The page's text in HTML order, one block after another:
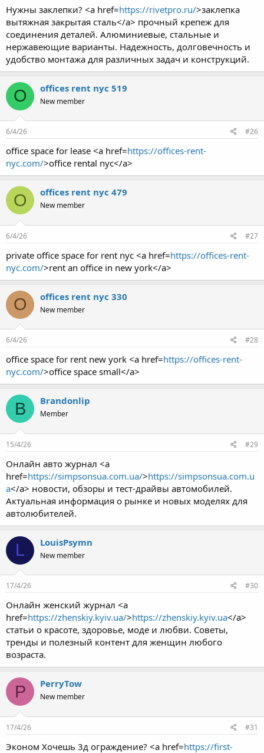
Нужны заклепки? <a href=https://rivetpro.ru/>заклепка
вытяжная закрытая сталь</a> прочный крепеж для
соединения деталей. Алюминиевые, стальные и
нержавеющие варианты. Надежность, долговечность и
удобство монтажа для различных задач и конструкций.
O offices rent nyc 519
New member
6/4/26 #26
office space for lease <a href=https://offices-rent-
nyc.com/>office rental nyc</a>
O offices rent nyc 479
New member
6/4/26 #27
private office space for rent nyc <a href=https://offices-rent-
nyc.com/>rent an office in new york</a>
O offices rent nyc 330
New member
6/4/26 #28
office space for rent new york <a href=https://offices-rent-
nyc.com/>office space small</a>
B Brandonlip
Member
15/4/26 #29
Онлайн авто журнал <a
href=https://simpsonsua.com.ua/>https://simpsonsua.com.u
a</a> новости, обзоры и тест-драйвы автомобилей.
Актуальная информация о рынке и новых моделях для
автолюбителей.
L LouisPsymn
New member
17/4/26 #30
Онлайн женский журнал <a
href=https://zhenskiy.kyiv.ua/>https://zhenskiy.kyiv.ua</a>
статьи о красоте, здоровье, моде и любви. Советы,
тренды и полезный контент для женщин любого
возраста.
P PerryTow
New member
17/4/26 #31
Эконом Хочешь 3д ограждение? <a href=https://first-